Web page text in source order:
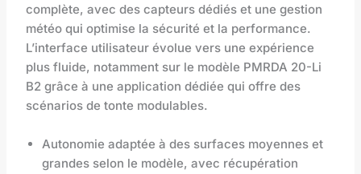
complète, avec des capteurs dédiés et une gestion
météo qui optimise la sécurité et la performance.
L’interface utilisateur évolue vers une expérience
plus fluide, notamment sur le modèle PMRDA 20-Li
B2 grâce à une application dédiée qui offre des
scénarios de tonte modulables.
Autonomie adaptée à des surfaces moyennes et
grandes selon le modèle, avec récupération